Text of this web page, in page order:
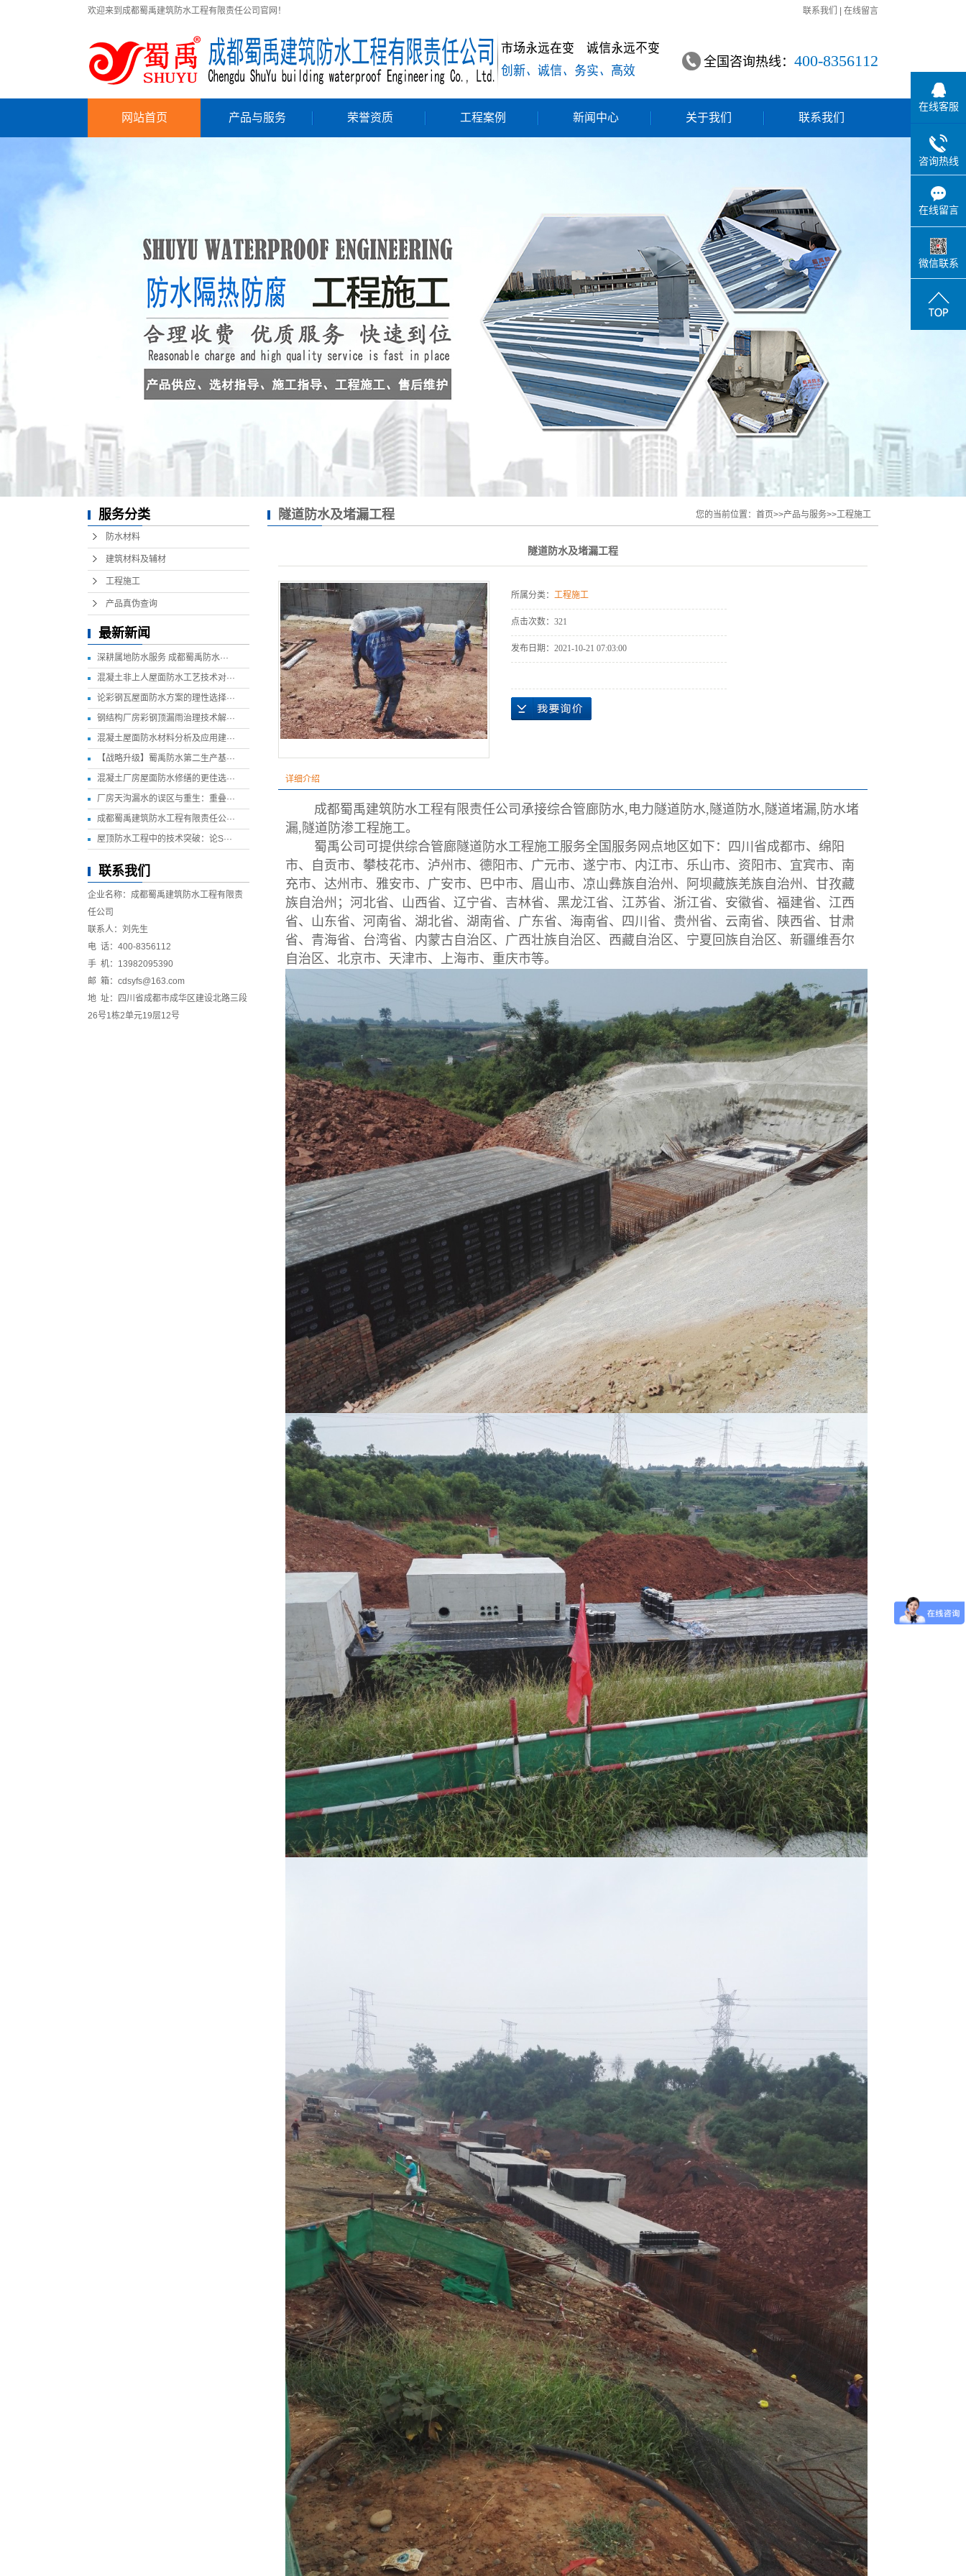
欢迎来到成都蜀禹建筑防水工程有限责任公司官网！ 联系我们 在线留言
全国咨询热线： 400-8356112
网站首页 产品与服务 荣誉资质 工程案例 新闻中心 关于我们 联系我们
服务分类
防水材料
建筑材料及辅材
工程施工
产品真伪查询
最新新闻
深耕属地防水服务 成都蜀禹防水···
混凝土非上人屋面防水工艺技术对···
论彩钢瓦屋面防水方案的理性选择···
钢结构厂房彩钢顶漏雨治理技术解···
混凝土屋面防水材料分析及应用建···
【战略升级】蜀禹防水第二生产基···
混凝土厂房屋面防水修缮的更佳选···
厂房天沟漏水的误区与重生：重叠···
成都蜀禹建筑防水工程有限责任公···
屋顶防水工程中的技术突破：论S···
联系我们
企业名称：成都蜀禹建筑防水工程有限责
任公司
联系人：刘先生
电 话：400-8356112
手 机：13982095390
邮 箱：cdsyfs@163.com
地 址：四川省成都市成华区建设北路三段
26号1栋2单元19层12号
隧道防水及堵漏工程 您的当前位置： 首页>>产品与服务>>工程施工
隧道防水及堵漏工程
所属分类： 工程施工
点击次数： 321
发布日期： 2021-10-21 07:03:00
详细介绍
成都蜀禹建筑防水工程有限责任公司 承接综合管廊防水,电力隧道防水,隧道防水,隧道堵漏,防水堵
漏,隧道防渗工程施工。
蜀禹公司可提供综合管廊隧道防水工程施工服务全国服务网点地区如下：四川省成都市、 绵阳
市、 自贡市、 攀枝花市、 泸州市、 德阳 市、 广元市、 遂宁市、 内江市、 乐山市、 资阳市、 宜宾市、 南
充市、 达州 市、 雅安市、 广安市、 巴中市、 眉山市、 凉山彝族自治州 、 阿坝藏族羌族自治州 、 甘孜藏
族自治州 ； 河北省、 山西省、 辽宁省、 吉林省、 黑龙江省、 江苏省、 浙江省、 安徽省、 福建省、 江西
省、 山东省、 河南省、 湖北省、 湖南省、 广东省、 海南省、四川省、 贵州省、 云南省、 陕西省、 甘肃
省、 青海省、台湾省、 内蒙古自治区、 广西壮族自治区、 西藏自治区、 宁夏回族自治区、 新疆维吾尔
自治区、 北京市、 天津市、 上海市、 重庆市等。
在线客服
咨询热线
在线留言
微信联系